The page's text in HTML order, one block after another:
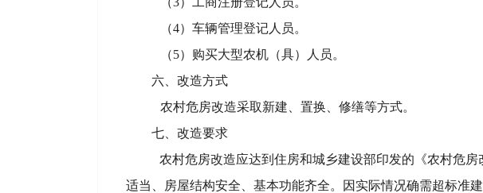
（4）车辆管理登记人员。
（5）购买大型农机（具）人员。
六、改造方式
农村危房改造采取新建、置换、修缮等方式。
七、改造要求
农村危房改造应达到住房和城乡建设部印发的《农村危
适当、房屋结构安全、基本功能齐全。
因实际情况确需超标准